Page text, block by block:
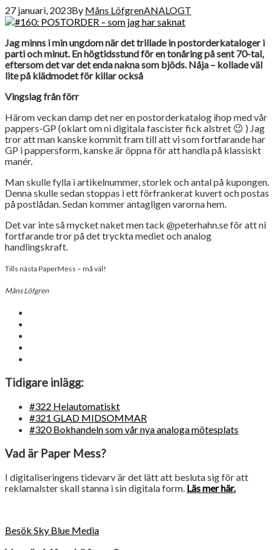
27 januari, 2023By Måns LöfgrenANALOGT
Jag minns i min ungdom när det trillade in postorderkataloger i
parti och minut. En högtidsstund för en tonåring på sent 70-tal,
eftersom det var det enda nakna som bjöds. Nåja – kollade väl
lite på klädmodet för killar också
Vingslag från förr
Härom veckan damp det ner en postorderkatalog ihop med vår
pappers-GP (oklart om ni digitala fascister fick alstret 😉 ) Jag
tror att man kanske kommit fram till att vi som fortfarande har
GP i pappersform, kanske är öppna för att handla på klassiskt
manér.
Man skulle fylla i artikelnummer, storlek och antal på kupongen.
Denna skulle sedan stoppas i ett förfrankerat kuvert och postas
på postlådan. Sedan kommer antagligen varorna hem.
Det var inte så mycket naket men tack @peterhahn.se för att ni
fortfarande tror på det tryckta mediet och analog
handlingskraft.
Tills nästa PaperMess – må väl!
Måns Löfgren
Tidigare inlägg:
#322 Helautomatiskt
#321 GLAD MIDSOMMAR
#320 Bokhandeln som vår nya analoga mötesplats
Vad är Paper Mess?
I digitaliseringens tidevarv är det lätt att besluta sig för att
reklamalster skall stanna i sin digitala form. Läs mer här.
Besök Sky Blue Media